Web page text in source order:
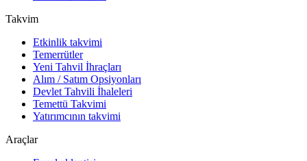
Takvim
Etkinlik takvimi
Temerrütler
Yeni Tahvil İhraçları
Alım / Satım Opsiyonları
Devlet Tahvili İhaleleri
Temettü Takvimi
Yatırımcının takvimi
Araçlar